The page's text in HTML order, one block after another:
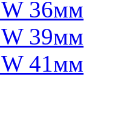
36мм
39мм
41мм